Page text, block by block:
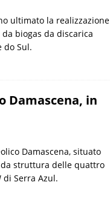
ultimato la realizzazione
biogas da discarica
do Sul.
Damascena, in
Damascena, situato
struttura delle quattro
Serra Azul.